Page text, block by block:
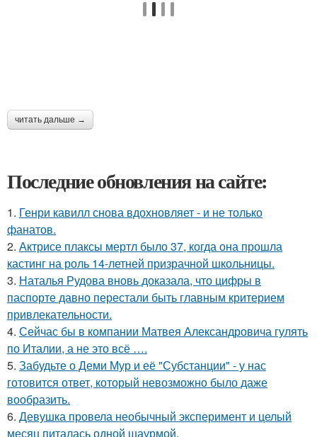
читать дальше →
Последние обновления на сайте:
1. Генри кавилл снова вдохновляет - и не только
фанатов.
2. Актрисе плаксы мертл было 37, когда она прошла
кастинг на роль 14-летней призрачной школьницы.
3. Наталья Рудова вновь доказала, что цифры в
паспорте давно перестали быть главным критерием
привлекательности.
4. Сейчас бы в компании Матвея Александровича гулять
по Италии, а не это всё ….
5. Забудьте о Деми Мур и её "Субстанции" - у нас
готовится ответ, который невозможно было даже
вообразить.
6. Девушка провела необычный эксперимент и целый
месяц питалась одной шаурмой.